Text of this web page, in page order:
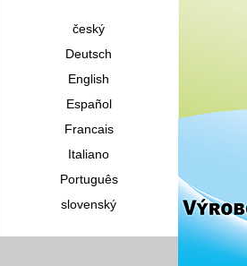
český
Deutsch
English
Español
Francais
Italiano
Português
slovenský